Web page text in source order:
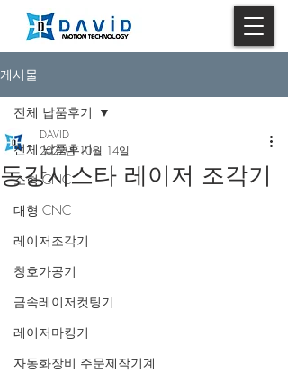
게시물
전체 납품후기
소형 CNC
대형 CNC
레이저조각기
창호가공기
금속레이저컷팅기
레이저마킹기
자동화장비 주문제작기계
전체 납품후기
동강시스타 레이저 조각기
DAVID
2022년 10월 14일